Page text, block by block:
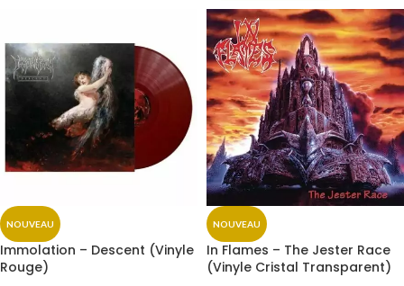
NOUVEAU
Immolation – Descent (Vinyle
Rouge)
NOUVEAU
In Flames – The Jester Race
(Vinyle Cristal Transparent)